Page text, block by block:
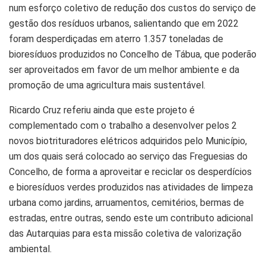
num esforço coletivo de redução dos custos do serviço de
gestão dos resíduos urbanos, salientando que em 2022
foram desperdiçadas em aterro 1.357 toneladas de
bioresíduos produzidos no Concelho de Tábua, que poderão
ser aproveitados em favor de um melhor ambiente e da
promoção de uma agricultura mais sustentável.
Ricardo Cruz referiu ainda que este projeto é
complementado com o trabalho a desenvolver pelos 2
novos biotrituradores elétricos adquiridos pelo Município,
um dos quais será colocado ao serviço das Freguesias do
Concelho, de forma a aproveitar e reciclar os desperdícios
e bioresíduos verdes produzidos nas atividades de limpeza
urbana como jardins, arruamentos, cemitérios, bermas de
estradas, entre outras, sendo este um contributo adicional
das Autarquias para esta missão coletiva de valorização
ambiental.